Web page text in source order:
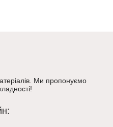
Ми пропонуємо